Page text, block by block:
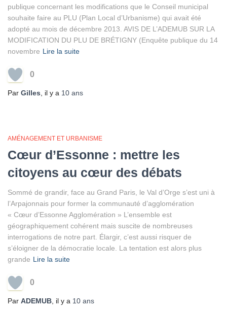
publique concernant les modifications que le Conseil municipal
souhaite faire au PLU (Plan Local d’Urbanisme) qui avait été
adopté au mois de décembre 2013. AVIS DE L’ADEMUB SUR LA
MODIFICATION DU PLU DE BRÉTIGNY (Enquête publique du 14
novembre Lire la suite
0
Par Gilles , il y a 10 ans
AMÉNAGEMENT ET URBANISME
Cœur d’Essonne : mettre les
citoyens au cœur des débats
Sommé de grandir, face au Grand Paris, le Val d’Orge s’est uni à
l’Arpajonnais pour former la communauté d’agglomération
« Cœur d’Essonne Agglomération » L’ensemble est
géographiquement cohérent mais suscite de nombreuses
interrogations de notre part. Élargir, c’est aussi risquer de
s’éloigner de la démocratie locale. La tentation est alors plus
grande Lire la suite
0
Par ADEMUB , il y a 10 ans